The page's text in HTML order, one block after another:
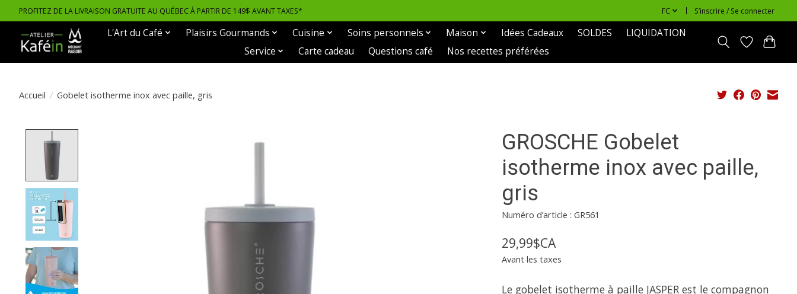
PROFITEZ DE LA LIVRAISON GRATUITE AU QUÉBEC À PARTIR DE 149$ AVANT TAXES* FC S’inscrire / Se connecter
L'Art du Café Plaisirs Gourmands Cuisine Soins personnels Maison Idées Cadeaux SOLDES
LIQUIDATION
Service
Carte cadeau Questions café Nos recettes préférées
Accueil / Gobelet isotherme inox avec paille, gris
GROSCHE Gobelet
isotherme inox avec paille,
gris
Numéro d’article : GR561
29,99$CA
Avant les taxes
Le gobelet isotherme à paille JASPER est le compagnon